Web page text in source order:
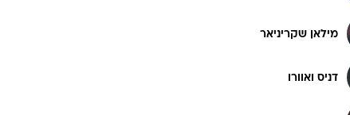
סוגרים שנה
מילאן שקריניאר
דניס ואוורו